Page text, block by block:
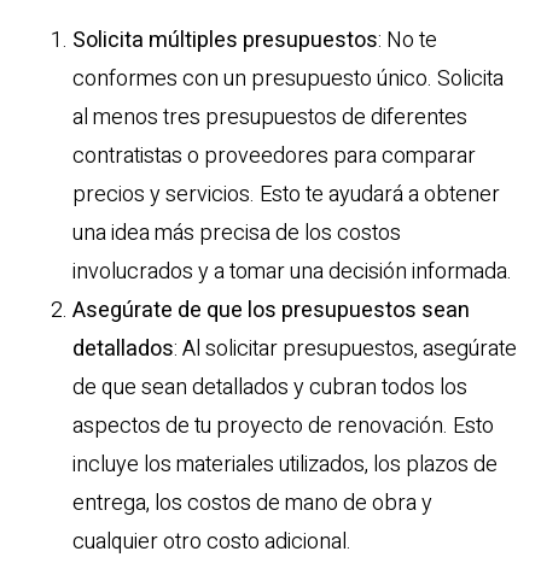
Solicita múltiples presupuestos: No te
conformes con un presupuesto único. Solicita
al menos tres presupuestos de diferentes
contratistas o proveedores para comparar
precios y servicios. Esto te ayudará a obtener
una idea más precisa de los costos
involucrados y a tomar una decisión informada.
Asegúrate de que los presupuestos sean
detallados: Al solicitar presupuestos, asegúrate
de que sean detallados y cubran todos los
aspectos de tu proyecto de renovación. Esto
incluye los materiales utilizados, los plazos de
entrega, los costos de mano de obra y
cualquier otro costo adicional.